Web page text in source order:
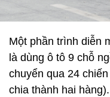
Một phần trình diễn
là dùng ô tô 9 chỗ
chuyển qua 24
chia thành hai